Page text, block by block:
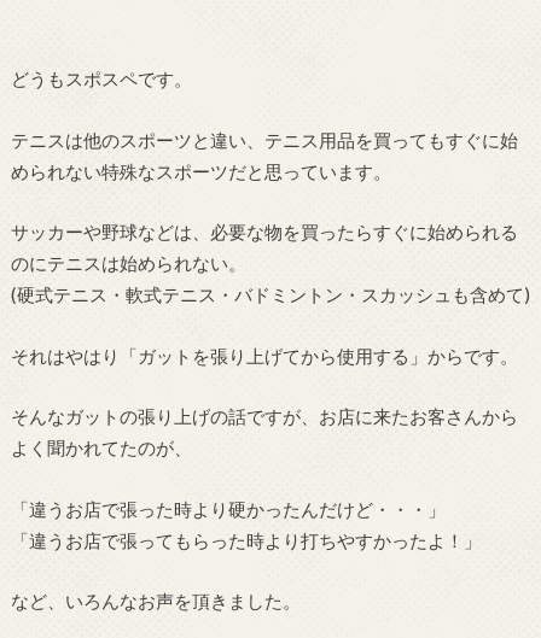
どうもスポスペです。
テニスは他のスポーツと違い、テニス用品を買ってもすぐに始
められない特殊なスポーツだと思っています。
サッカーや野球などは、必要な物を買ったらすぐに始められる
のにテニスは始められない。
(硬式テニス・軟式テニス・バドミントン・スカッシュも含めて)
それはやはり「ガットを張り上げてから使用する」からです。
そんなガットの張り上げの話ですが、お店に来たお客さんから
よく聞かれてたのが、
「違うお店で張った時より硬かったんだけど・・・」
「違うお店で張ってもらった時より打ちやすかったよ！」
など、いろんなお声を頂きました。